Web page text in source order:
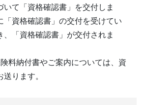
いて「資格確認書」を交付しま
「資格確認書」の交付を受けてい
、「資格確認書」が交付されま
料納付書やご案内については、資
ります。